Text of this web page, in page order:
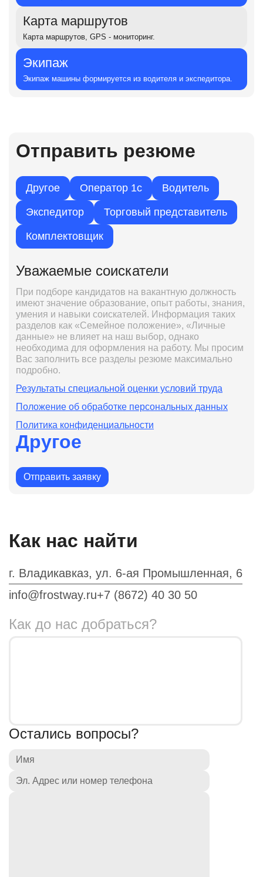
Карта маршрутов
Карта маршрутов, GPS - мониторинг.
Экипаж
Экипаж машины формируется из водителя и экспедитора.
Отправить резюме
Другое Оператор 1с Водитель
Экспедитор Торговый представитель
Комплектовщик
Уважаемые соискатели
При подборе кандидатов на вакантную должность
имеют значение образование, опыт работы, знания,
умения и навыки соискателей. Информация таких
разделов как «Семейное положение», «Личные
данные» не влияет на наш выбор, однако
необходима для оформления на работу. Мы просим
Вас заполнить все разделы резюме максимально
подробно.
Результаты специальной оценки условий труда
Положение об обработке персональных данных
Политика конфиденциальности
Другое
Отправить заявку
Как нас найти
г. Владикавказ, ул. 6-ая Промышленная, 6
info@frostway.ru+7 (8672) 40 30 50
Как до нас добраться?
Остались вопросы?